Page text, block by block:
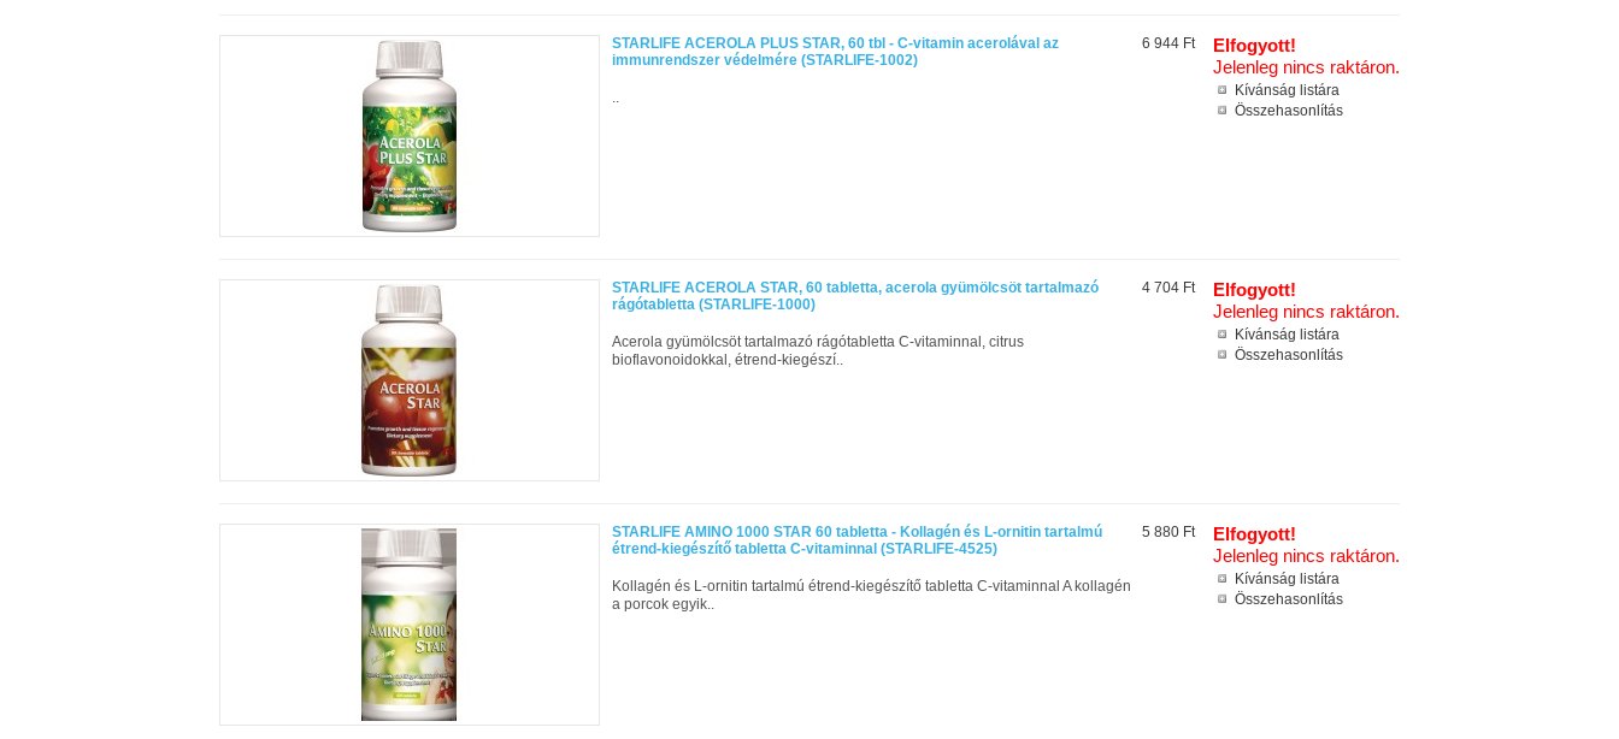
Elfogyott!
Jelenleg nincs raktáron.
Kívánság listára
Összehasonlítás
6 944 Ft
STARLIFE ACEROLA PLUS STAR, 60 tbl - C-vitamin acerolával az
immunrendszer védelmére (STARLIFE-1002)
..
Elfogyott!
Jelenleg nincs raktáron.
Kívánság listára
Összehasonlítás
4 704 Ft
STARLIFE ACEROLA STAR, 60 tabletta, acerola gyümölcsöt tartalmazó
rágótabletta (STARLIFE-1000)
Acerola gyümölcsöt tartalmazó rágótabletta C-vitaminnal, citrus
bioflavonoidokkal, étrend-kiegészí..
Elfogyott!
Jelenleg nincs raktáron.
Kívánság listára
Összehasonlítás
5 880 Ft
STARLIFE AMINO 1000 STAR 60 tabletta - Kollagén és L-ornitin tartalmú
étrend-kiegészítő tabletta C-vitaminnal (STARLIFE-4525)
Kollagén és L-ornitin tartalmú étrend-kiegészítő tabletta C-vitaminnal A kollagén
a porcok egyik..